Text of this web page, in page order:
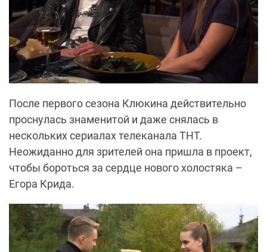
После первого сезона Клюкина действительно
проснулась знаменитой и даже снялась в
нескольких сериалах телеканала ТНТ.
Неожиданно для зрителей она пришла в проект,
чтобы бороться за сердце нового холостяка –
Егора Крида.